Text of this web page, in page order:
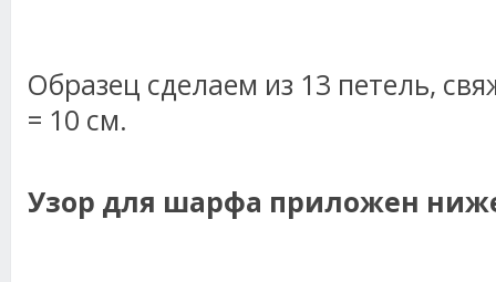
Образец сделаем из 13 петель,
= 10 см.
Узор для шарфа приложен